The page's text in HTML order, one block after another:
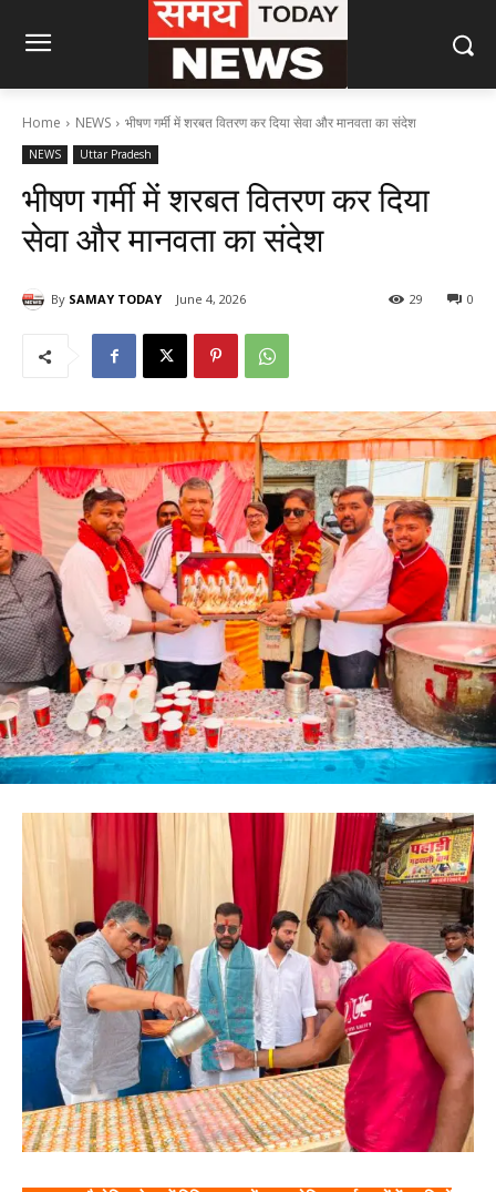
Home NEWS भीषण गर्मी में शरबत वितरण कर दिया सेवा और मानवता का संदेश
NEWS Uttar Pradesh
भीषण गर्मी में शरबत वितरण कर दिया
सेवा और मानवता का संदेश
By SAMAY TODAY June 4, 2026 0
29